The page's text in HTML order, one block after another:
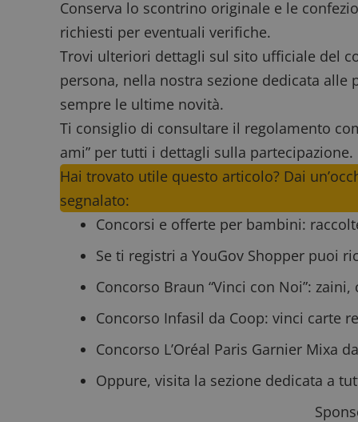
Conserva lo scontrino originale e le
richiesti per eventuali verifiche.
Trovi ulteriori dettagli sul sito ufficiale del
persona, nella nostra sezione dedicata alle
sempre le ultime novità.
Ti consiglio di consultare il regolamento
ami” per tutti i dettagli sulla partecipazione.
Hai trovato utile questo articolo? Dai
segnalato:
Concorsi e offerte per bambini:
Se ti registri aYouGov Shopper puoi
Concorso Braun “Vinci con Noi”: zaini,
Concorso Infasil da Coop: vinci carte
Concorso L’Oréal Paris Garnier Mixa
Oppure, visita la sezione dedicata a
Nome
test_cookie